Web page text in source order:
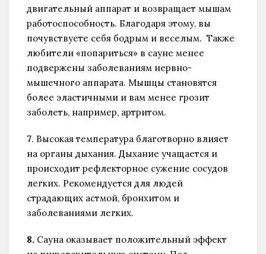
двигательный аппарат и возвращает мышам
работоспособность. Благодаря этому, вы
почувствуете себя бодрым и веселым. Также
любители «попариться» в сауне менее
подвержены заболеваниям нервно-
мышечного аппарата. Мышцы становятся
более эластичными и вам менее грозит
заболеть, например, артритом.
7. Высокая температура благотворно влияет
на органы дыхания. Дыхание учащается и
происходит рефлекторное сужение сосудов
легких. Рекомендуется для людей
страдающих астмой, бронхитом и
заболеваниями легких.
8. Сауна оказывает положительный эффект